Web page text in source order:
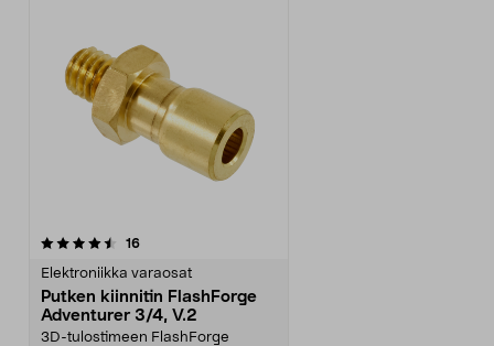
16arvostelut
Elektroniikka varaosat
Putken kiinnitin FlashForge
Adventurer 3/4, V.2
3D-tulostimeen FlashForge